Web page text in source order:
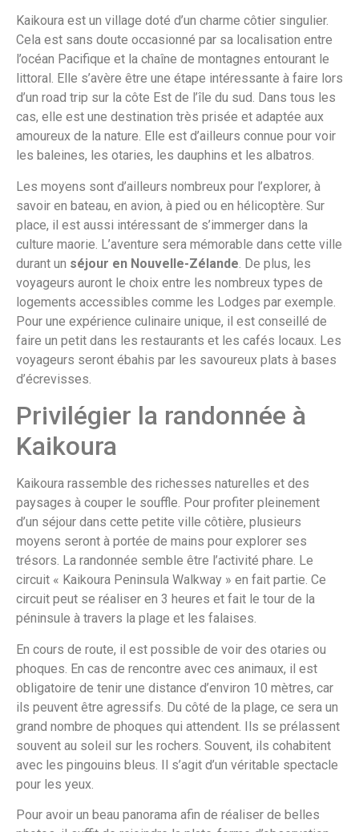
Kaikoura est un village doté d’un charme côtier singulier.
Cela est sans doute occasionné par sa localisation entre
l’océan Pacifique et la chaîne de montagnes entourant le
littoral. Elle s’avère être une étape intéressante à faire lors
d’un road trip sur la côte Est de l’île du sud. Dans tous les
cas, elle est une destination très prisée et adaptée aux
amoureux de la nature. Elle est d’ailleurs connue pour voir
les baleines, les otaries, les dauphins et les albatros.
Les moyens sont d’ailleurs nombreux pour l’explorer, à
savoir en bateau, en avion, à pied ou en hélicoptère. Sur
place, il est aussi intéressant de s’immerger dans la
culture maorie. L’aventure sera mémorable dans cette ville
durant un séjour en Nouvelle-Zélande . De plus, les
voyageurs auront le choix entre les nombreux types de
logements accessibles comme les Lodges par exemple.
Pour une expérience culinaire unique, il est conseillé de
faire un petit dans les restaurants et les cafés locaux. Les
voyageurs seront ébahis par les savoureux plats à bases
d’écrevisses.
Privilégier la randonnée à
Kaikoura
Kaikoura rassemble des richesses naturelles et des
paysages à couper le souffle. Pour profiter pleinement
d’un séjour dans cette petite ville côtière, plusieurs
moyens seront à portée de mains pour explorer ses
trésors. La randonnée semble être l’activité phare. Le
circuit « Kaikoura Peninsula Walkway » en fait partie. Ce
circuit peut se réaliser en 3 heures et fait le tour de la
péninsule à travers la plage et les falaises.
En cours de route, il est possible de voir des otaries ou
phoques. En cas de rencontre avec ces animaux, il est
obligatoire de tenir une distance d’environ 10 mètres, car
ils peuvent être agressifs. Du côté de la plage, ce sera un
grand nombre de phoques qui attendent. Ils se prélassent
souvent au soleil sur les rochers. Souvent, ils cohabitent
avec les pingouins bleus. Il s’agit d’un véritable spectacle
pour les yeux.
Pour avoir un beau panorama afin de réaliser de belles